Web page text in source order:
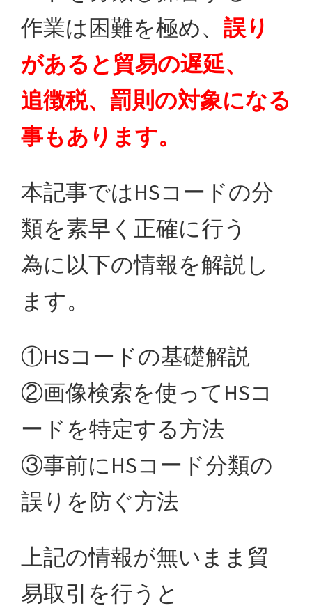
作業は困難を極め、 誤り
があると貿易の遅延、
追徴税、罰則の対象になる
事もあります。
本記事ではHSコードの分
類を素早く正確に行う
為に以下の情報を解説し
ます。
①HSコードの基礎解説
②画像検索を使ってHSコ
ードを特定する方法
③事前にHSコード分類の
誤りを防ぐ方法
上記の情報が無いまま貿
易取引を行うと